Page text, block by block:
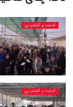
گه‌شت و گه‌شتیاری
گه‌شت و گه‌شتیاری